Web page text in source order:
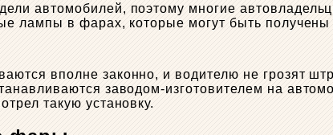
автомобилей, поэтому многие
лампы в фарах, которые могут быть получены
вполне законно, и водителю не грозят
заводом-изготовителем на
такую ​​установку.